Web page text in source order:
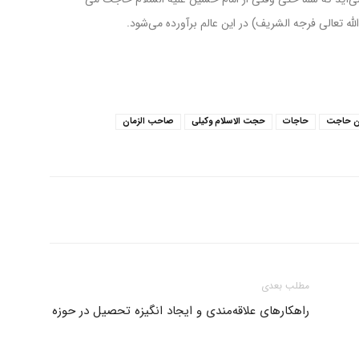
محمدحسن
تعالی فرجه الشریف) در این عالم برآورده می‌شود.
حاجت حاجات حجت الاسلام وکیلی
صاحب الزمان
مطلب بعدی
راهکارهای علاقه‌مندی و ایجاد انگیزه تحصیل در حوزه